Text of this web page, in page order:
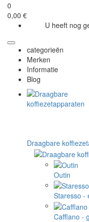
0
0,00 €
U heeft nog
categorieën
Merken
Informatie
Blog
Draagbare
Outin
Staresso -
Cafflano -